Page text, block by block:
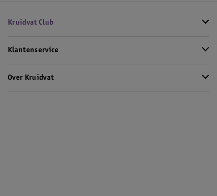
Kruidvat Club
Klantenservice
Over Kruidvat